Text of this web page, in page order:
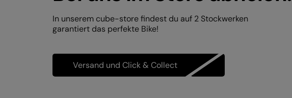
In unserem cube-store findest du auf 2 Stockwerken
garantiert das perfekte Bike!
Versand und Click & Collect